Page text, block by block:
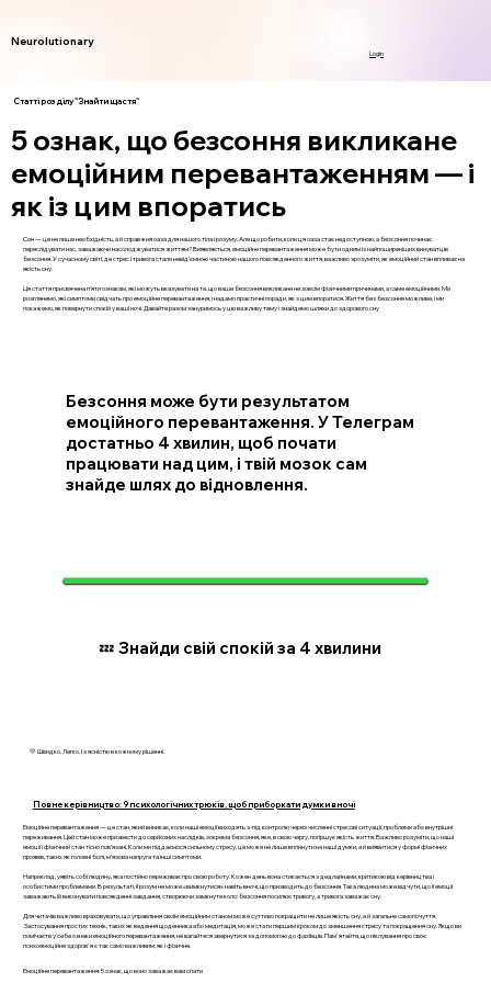
Neurolutionary
Login
Статті розділу "Знайти щастя"
5 ознак, що безсоння викликане
емоційним перевантаженням — і
як із цим впоратись
Сон — це не лише необхідність, а й справжня оаза для нашого тіла і розуму. Але що робити, коли ця оаза стає недоступною, а безсоння починає
переслідувати нас, заважаючи насолоджуватися життям? Виявляється, емоційне перевантаження може бути одним із найпоширеніших винуватців
безсоння. У сучасному світі, де стрес і тривога стали невід’ємною частиною нашого повсякденного життя, важливо зрозуміти, як емоційний стан впливає на
якість сну.
Ця стаття присвячена п’яти ознакам, які можуть вказувати на те, що ваше безсоння викликане не зовсім фізичними причинами, а саме емоційними. Ми
розглянемо, які симптоми свідчать про емоційне перевантаження, і надамо практичні поради, як з цим впоратися. Життя без безсоння можливе, і ми
покажемо, як повернути спокій у ваші ночі. Давайте разом зануримось у цю важливу тему і знайдемо шляхи до здорового сну
Безсоння може бути результатом
емоційного перевантаження. У Телеграм
достатньо 4 хвилин, щоб почати
працювати над цим, і твій мозок сам
знайде шлях до відновлення.
💤 Знайди свій спокій за 4 хвилини
💛 Швидко. Легко. І з ясністю в кожному рішенні.
Повне керівництво: 9 психологічних трюків, щоб приборкати думки вночі
Емоційне перевантаження — це стан, який виникає, коли наші емоції виходять з-під контролю через численні стресові ситуації, проблеми або внутрішні
переживання. Цей стан може призвести до серйозних наслідків, зокрема безсоння, яке, в свою чергу, погіршує якість життя. Важливо розуміти, що наші
емоції і фізичний стан тісно пов’язані. Коли ми піддаємося сильному стресу, це може не лише вплинути на наші думки, а й виявитися у формі фізичних
проявів, таких як головні болі, м’язова напруга та інші симптоми.
Наприклад, уявіть собі людину, яка постійно переживає про свою роботу. Кожен день вона стикається з дедлайнами, критикою від керівництва і
особистими проблемами. В результаті, її розум не може «вимкнутися» навіть вночі, що призводить до безсоння. Така людина може відчути, що її емоції
заважають їй виконувати повсякденні завдання, створюючи замкнуте коло: безсоння посилює тривогу, а тривога заважає сну.
Для читачів важливо враховувати, що управління своїм емоційним станом може суттєво покращити не лише якість сну, а й загальне самопочуття.
Застосування простих технік, таких як ведення щоденника або медитація, може стати першим кроком до зменшення стресу та покращення сну. Якщо ви
помічаєте у себе ознаки емоційного перевантаження, не вагайтеся звернутися за допомогою до фахівців. Пам'ятайте, що піклування про своє
психоемоційне здоров'я є так само важливим, як і фізичне.
Емоційне перевантаження: 5 ознак, що воно заважає вам спати